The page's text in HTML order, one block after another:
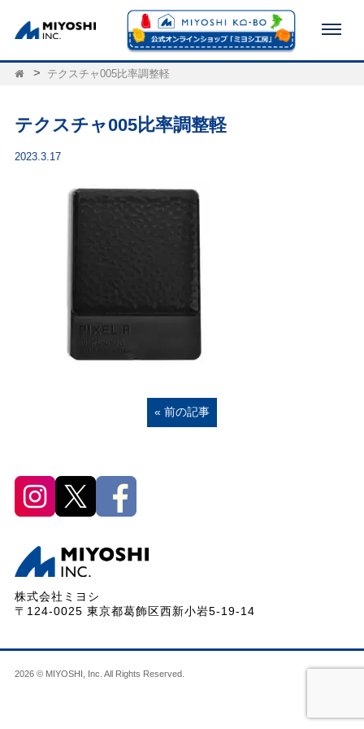
テクスチャ005比率調整軽
テクスチャ005比率調整軽
2023.3.17
« 前の記事
株式会社ミヨシ
〒124-0025 東京都葛飾区西新小岩5-19-14
2026 © MIYOSHI, Inc. All Rights Reserved.